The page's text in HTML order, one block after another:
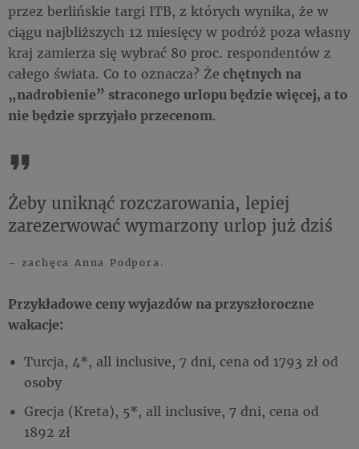
przez berlińskie targi ITB, z których wynika, że w
ciągu najbliższych 12 miesięcy w podróż poza własny
kraj zamierza się wybrać 80 proc. respondentów z
całego świata. Co to oznacza? Że chętnych na
„nadrobienie” straconego urlopu będzie więcej, a to
nie będzie sprzyjało przecenom.
Żeby uniknąć rozczarowania, lepiej
zarezerwować wymarzony urlop już dziś
– zachęca Anna Podpora.
Przykładowe ceny wyjazdów na przyszłoroczne
wakacje:
Turcja, 4*, all inclusive, 7 dni, cena od 1793 zł od
osoby
Grecja (Kreta), 5*, all inclusive, 7 dni, cena od
1892 zł